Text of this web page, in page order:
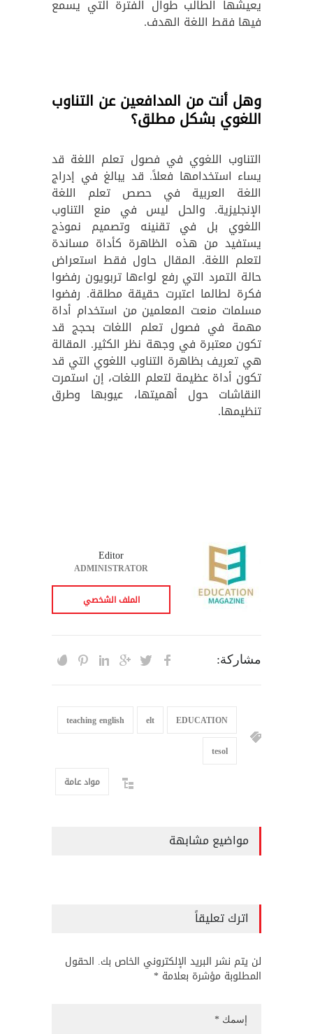
يعيشها الطالب طوال الفترة التي يسمع
فيها فقط اللغة الهدف.
وهل أنت من المدافعين عن التناوب
اللغوي بشكل مطلق؟
التناوب اللغوي في فصول تعلم اللغة قد
يساء استخدامها فعلاً. قد يبالغ في إدراج
اللغة العربية في حصص تعلم اللغة
الإنجليزية. والحل ليس في منع التناوب
اللغوي بل في تقنينه وتصميم نموذج
يستفيد من هذه الظاهرة كأداة مساندة
لتعلم اللغة. المقال حاول فقط استعراض
حالة التمرد التي رفع لواءها تربويون رفضوا
فكرة لطالما اعتبرت حقيقة مطلقة. رفضوا
مسلمات منعت المعلمين من استخدام أداة
مهمة في فصول تعلم اللغات بحجج قد
تكون معتبرة في وجهة نظر الكثير. المقالة
هي تعريف بظاهرة التناوب اللغوي التي قد
تكون أداة عظيمة لتعلم اللغات، إن استمرت
النقاشات حول أهميتها، عيوبها وطرق
تنظيمها.
Editor
ADMINISTRATOR
الملف الشخصي
مشاركة:
EDUCATION
elt
teaching english
tesol
مواد عامة
مواضيع مشابهة
اترك تعليقاً
لن يتم نشر البريد الإلكتروني الخاص بك. الحقول
المطلوبة مؤشرة بعلامة *